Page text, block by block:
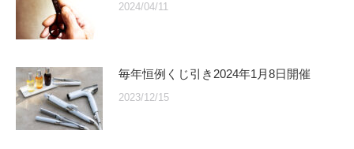
2024/04/11
毎年恒例くじ引き2024年1月8日開催
2023/12/15